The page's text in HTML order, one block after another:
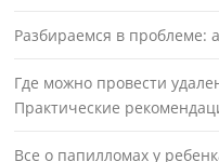
Разбираемся в проблеме:
Где можно провести
Практические
Все о папилломах у